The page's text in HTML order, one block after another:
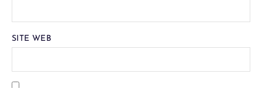
SITE WEB